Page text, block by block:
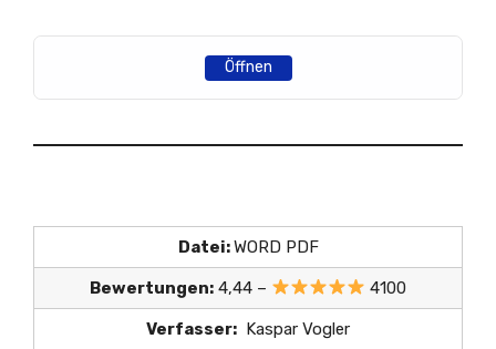
Öffnen
Datei:WORD PDF
Bewertungen:4,44 – 4100
Verfasser: Kaspar Vogler